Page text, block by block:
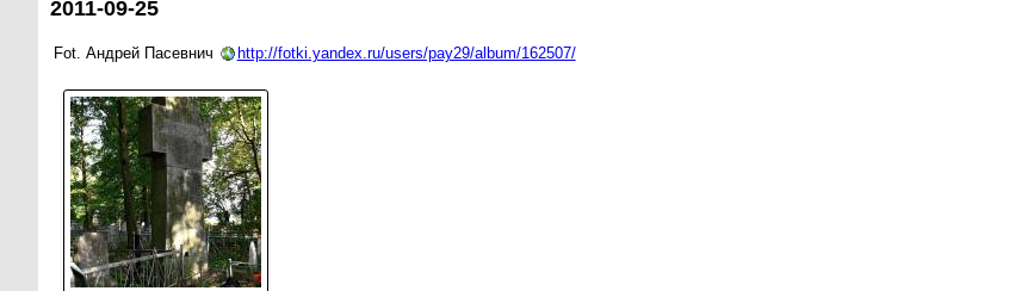
2011-09-25
Fot. Андрей Пасевнич http://fotki.yandex.ru/users/pay29/album/162507/